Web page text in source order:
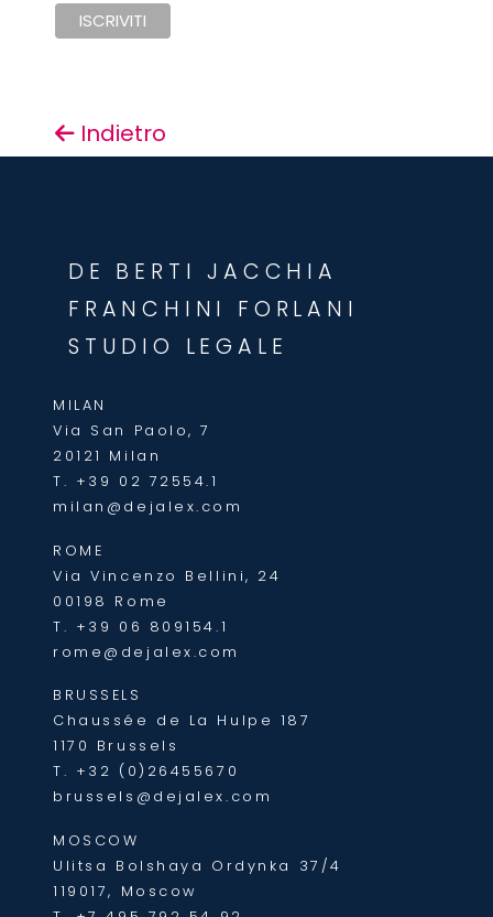
Indietro
DE BERTI JACCHIA
FRANCHINI FORLANI
STUDIO LEGALE
MILAN
Via San Paolo, 7
20121 Milan
T. +39 02 72554.1
milan@dejalex.com
ROME
Via Vincenzo Bellini, 24
00198 Rome
T. +39 06 809154.1
rome@dejalex.com
BRUSSELS
Chaussée de La Hulpe 187
1170 Brussels
T. +32 (0)26455670
brussels@dejalex.com
MOSCOW
Ulitsa Bolshaya Ordynka 37/4
119017, Moscow